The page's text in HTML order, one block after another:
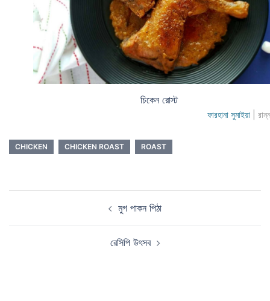
চিকেন রোস্ট
ফারহানা সুমাইয়া |
CHICKEN CHICKEN ROAST ROAST
মুগ পাকন পিঠা
রেসিপি উৎসব